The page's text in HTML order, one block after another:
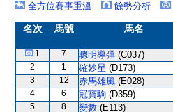
全方位賽事重溫
餘勢分析
名次 馬號 馬名
1 7 聰明導彈 (C037)
2
1 確妙星 (D173)
3
12 赤馬雄風 (E028)
4
6 冠寶駒 (D359)
5
8 變數 (E113)